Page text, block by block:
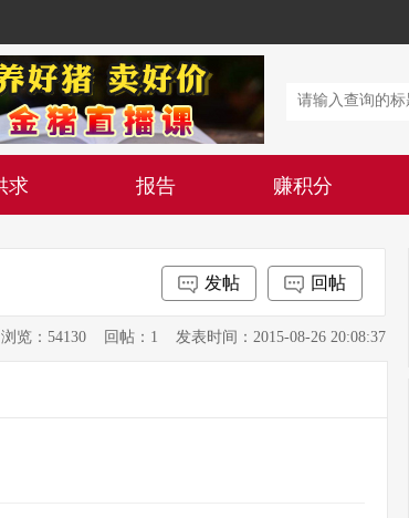
求 报告 赚积分
回帖
发帖
浏览：54130 回帖：1 发表时间：2015-08-26 20:08:37